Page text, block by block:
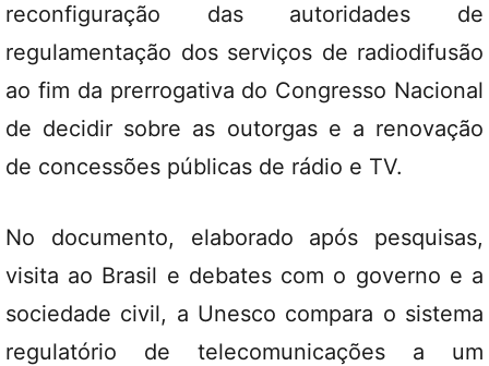
reconfiguração das autoridades de
regulamentação dos serviços de radiodifusão
ao fim da prerrogativa do Congresso Nacional
de decidir sobre as outorgas e a renovação
de concessões públicas de rádio e TV.
No documento, elaborado após pesquisas,
visita ao Brasil e debates com o governo e a
sociedade civil, a Unesco compara o sistema
regulatório de telecomunicações a um